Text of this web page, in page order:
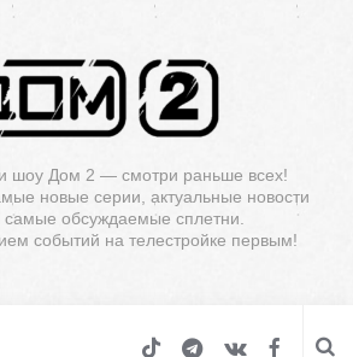
шоу Дом 2 — смотри раньше всех!
новые серии, актуальные новости
самые обсуждаемые сплетни.
событий на телестройке первым!